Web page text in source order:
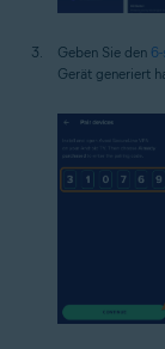
Geben Sie den
Gerät generiert